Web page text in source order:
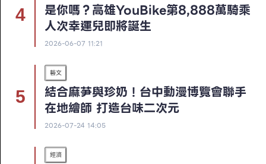
是你嗎？高雄YouBike第8,888萬騎乘
人次幸運兒即將誕生
2026-06-07 11:21
藝文
結合麻芛與珍奶！台中動漫博覽會聯手
在地繪師 打造台味二次元
2026-07-24 14:05
經濟